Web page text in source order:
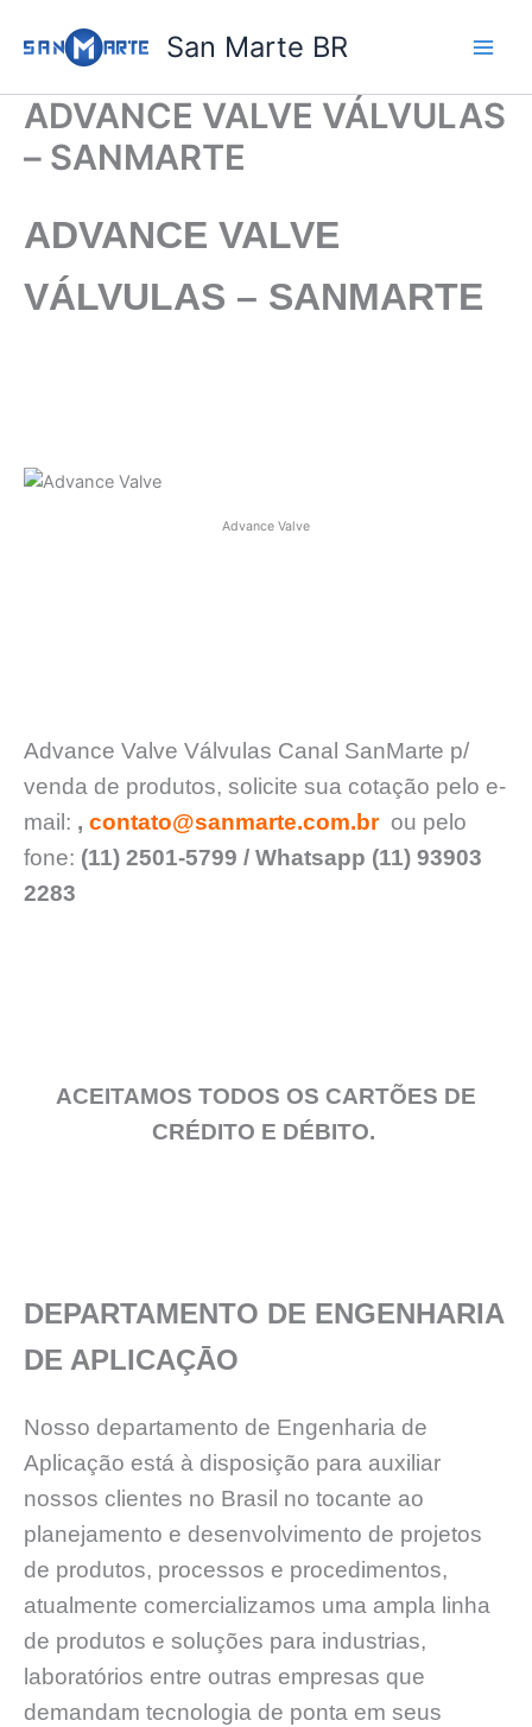
para
conteúdo
San Marte BR
ADVANCE VALVE VÁLVULAS
– SANMARTE
ADVANCE VALVE
VÁLVULAS – SANMARTE
Advance Valve
Advance Valve Válvulas Canal SanMarte p/
venda de produtos, solicite sua cotação pelo e-
mail: , contato@sanmarte.com.brou pelo
fone: (11) 2501-5799 / Whatsapp (11) 93903
2283
ACEITAMOS TODOS OS CARTÕES DE
CRÉDITO E DÉBITO.
DEPARTAMENTO DE ENGENHARIA
DE APLICAÇĀO
Nosso departamento de Engenharia de
Aplicação está à disposição para auxiliar
nossos clientes no Brasil no tocante ao
planejamento e desenvolvimento de projetos
de produtos, processos e procedimentos,
atualmente comercializamos uma ampla linha
de produtos e soluções para industrias,
laboratórios entre outras empresas que
demandam tecnologia de ponta em seus